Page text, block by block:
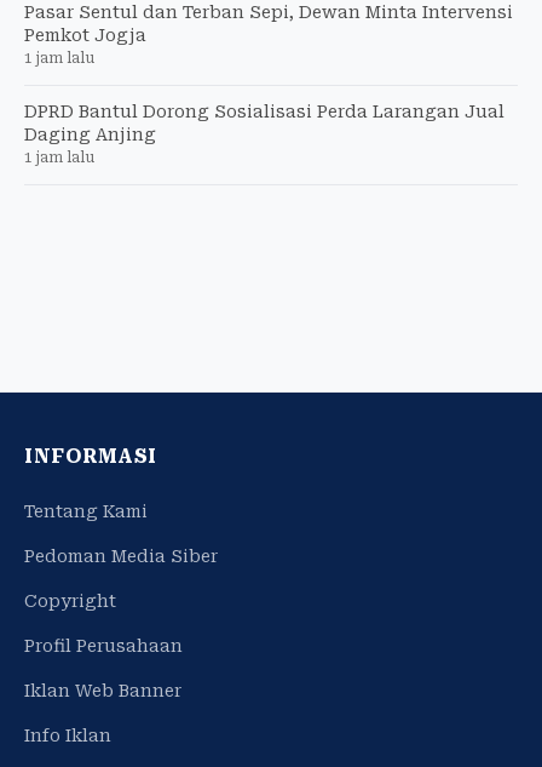
Pasar Sentul dan Terban Sepi, Dewan Minta Intervensi
Pemkot Jogja
1 jam lalu
DPRD Bantul Dorong Sosialisasi Perda Larangan Jual
Daging Anjing
1 jam lalu
INFORMASI
Tentang Kami
Pedoman Media Siber
Copyright
Profil Perusahaan
Iklan Web Banner
Info Iklan